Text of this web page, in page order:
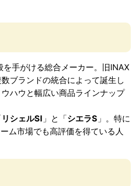
を手がける総合メーカー。旧INAX
ブランドの統合によって誕生し
ハウと幅広い商品ラインナップ
リシェルSI 」と「シエラS 」。特に
ム市場でも高評価を得ている人